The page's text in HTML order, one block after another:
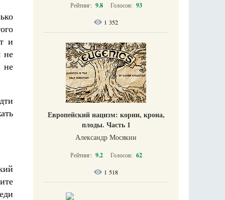
и
не
не
Рейтинг: 9.8 Голосов: 93
1 352
Европейский нацизм: корни, крона,
плоды. Часть 1
Александр Мосякин
Рейтинг: 9.2 Голосов: 62
1 518